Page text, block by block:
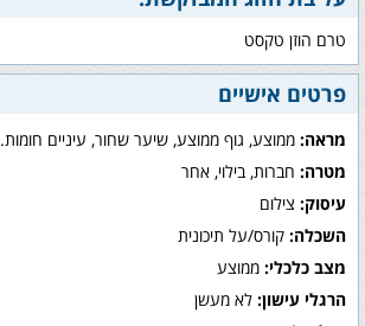
טרם הוזן טקסט
פרטים אישיים
מראה: ממוצע, גוף ממוצע, שיער שחור, עיניים חומות.
מטרה: חברות, בילוי, אחר
עיסוק: צילום
השכלה: קורס/על תיכונית
מצב כלכלי: ממוצע
הרגלי עישון: לא מעשן